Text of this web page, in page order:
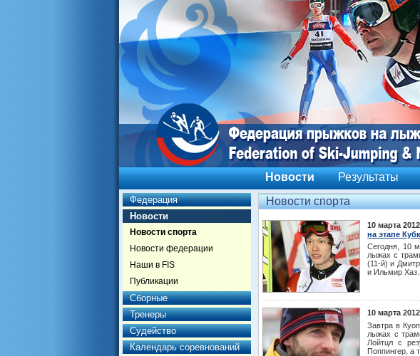
Новости Результаты
Федерация
Новости
Новости спорта
Новости федерации
Наши в FIS
Публикации
Сборные
Тренеры
Судейство
Календарь соревнований
Новости спорта
10 марта 2012
на этапе
Сегодня, 10
лыжах с
(11-й) и
и Ильмир
10 марта 2012
Завтра в
лыжах с
Лойтцл с
Поппингер, а